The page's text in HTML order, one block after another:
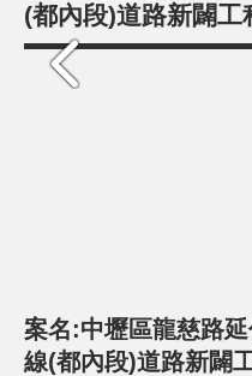
(都內段)道路新闢工
案名:中壢區龍慈路
線(都內段)道路新闢